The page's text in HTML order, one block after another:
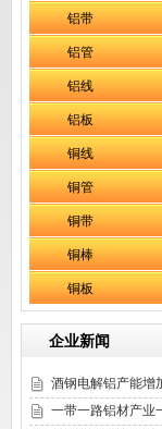
铝带
铝管
铝线
铝板
铜线
铜管
铜带
铜棒
铜板
企业新闻
酒钢电解铝产能增
一带一路铝材产业